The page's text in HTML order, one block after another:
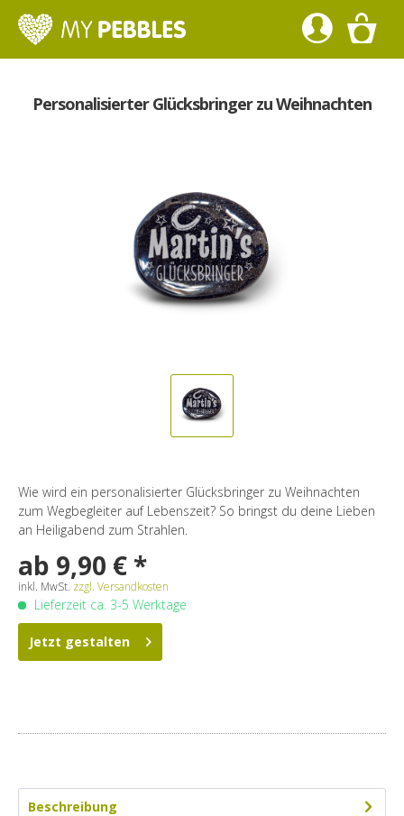
Personalisierter Glücksbringer zu Weihnachten
Wie wird ein personalisierter Glücksbringer zu Weihnachten
zum Wegbegleiter auf Lebenszeit? So bringst du deine Lieben
an Heiligabend zum Strahlen.
ab 9,90 € *
inkl. MwSt. zzgl. Versandkosten
Lieferzeit ca. 3-5 Werktage
Jetzt gestalten
Beschreibung